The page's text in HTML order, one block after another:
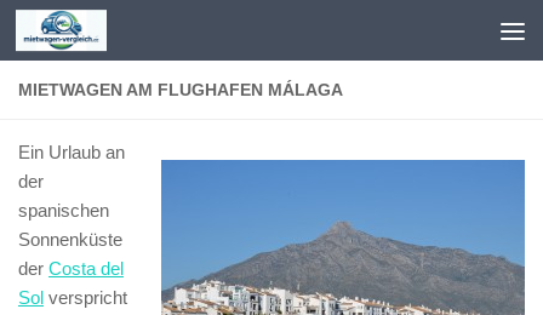
Zum Inhalt springen
MIETWAGEN AM FLUGHAFEN MÁLAGA
Ein Urlaub an
der
spanischen
Sonnenküste
der Costa del
Sol verspricht